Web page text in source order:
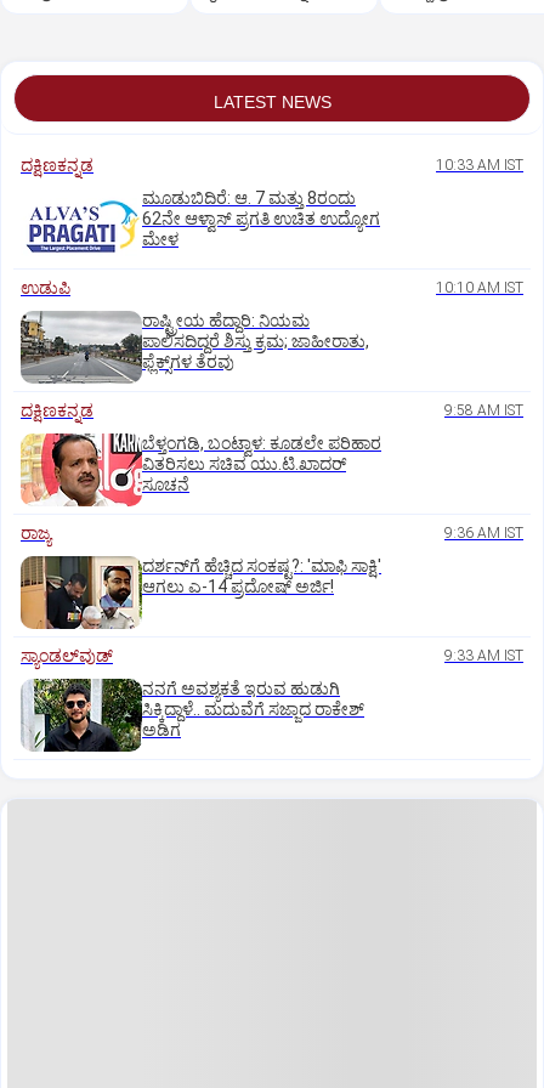
LATEST NEWS
ದಕ್ಷಿಣಕನ್ನಡ 10:33 AM IST
ಮೂಡುಬಿದಿರೆ: ಆ. 7 ಮತ್ತು 8ರಂದು
62ನೇ ಆಳ್ವಾಸ್‌ ಪ್ರಗತಿ ಉಚಿತ ಉದ್ಯೋಗ
ಮೇಳ
ಉಡುಪಿ 10:10 AM IST
ರಾಷ್ಟ್ರೀಯ ಹೆದ್ದಾರಿ: ನಿಯಮ
ಪಾಲಿಸದಿದ್ದರೆ ಶಿಸ್ತು ಕ್ರಮ; ಜಾಹೀರಾತು,
ಫ್ಲೆಕ್ಸ್‌ಗಳ ತೆರವು
ದಕ್ಷಿಣಕನ್ನಡ 9:58 AM IST
ಬೆಳ್ತಂಗಡಿ, ಬಂಟ್ವಾಳ: ಕೂಡಲೇ ಪರಿಹಾರ
ವಿತರಿಸಲು ಸಚಿವ ಯು.ಟಿ.ಖಾದರ್‌
ಸೂಚನೆ
ರಾಜ್ಯ 9:36 AM IST
ದರ್ಶನ್‌ಗೆ ಹೆಚ್ಚಿದ ಸಂಕಷ್ಟ?: 'ಮಾಫಿ ಸಾಕ್ಷಿ'
ಆಗಲು ಎ-14 ಪ್ರದೋಷ್ ಅರ್ಜಿ!
ಸ್ಯಾಂಡಲ್‌ವುಡ್‌ 9:33 AM IST
ನನಗೆ ಅವಶ್ಯಕತೆ ಇರುವ ಹುಡುಗಿ
ಸಿಕ್ಕಿದ್ದಾಳೆ.. ಮದುವೆಗೆ ಸಜ್ಜಾದ ರಾಕೇಶ್
ಅಡಿಗ